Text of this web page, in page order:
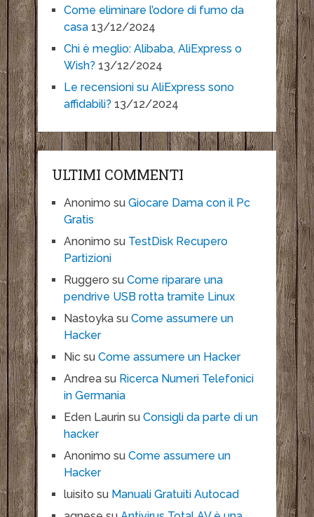
Come eliminare l’odore di fumo da
casa 13/12/2024
Chi è meglio: Alibaba, AliExpress o
Wish? 13/12/2024
Le recensioni su AliExpress sono
affidabili? 13/12/2024
ULTIMI COMMENTI
Anonimo su Giocare Dama con il Pc
Gratis
Anonimo su TestDisk Recupero
Partizioni
Ruggero su Come riparare una
pendrive USB rotta tramite Linux
Nastoykasu Come assumere un
Hacker
Nicsu Come assumere un Hacker
Andreasu Ricerca Numeri Telefonici
in Germania
Eden Laurinsu Consigli da parte di un
hacker
Anonimo su Come assumere un
Hacker
luisito su Manuali Gratuiti Autocad